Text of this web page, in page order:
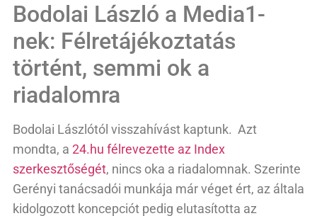
Bodolai László a Media1-
nek: Félretájékoztatás
történt, semmi ok a
riadalomra
Bodolai Lászlótól visszahívást kaptunk. Azt
mondta, a 24.hu félrevezette az Index
szerkesztőségét, nincs oka a riadalomnak. Szerinte
Gerényi tanácsadói munkája már véget ért, az általa
kidolgozott koncepciót pedig elutasította az